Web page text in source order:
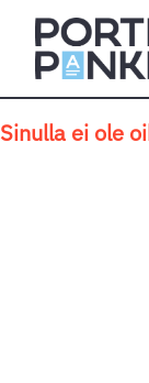
Siirry sisältöön
Sinulla ei ole